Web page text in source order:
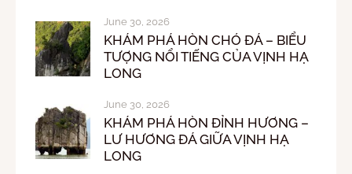
June 30, 2026
KHÁM PHÁ HÒN CHÓ ĐÁ – BIỂU
TƯỢNG NỔI TIẾNG CỦA VỊNH HẠ
LONG
June 30, 2026
KHÁM PHÁ HÒN ĐỈNH HƯƠNG –
LƯ HƯƠNG ĐÁ GIỮA VỊNH HẠ
LONG